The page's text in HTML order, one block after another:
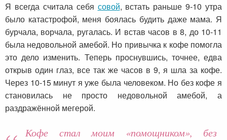
Я всегда считала себя совой, встать раньше 9-10 утра
было катастрофой, меня боялась будить даже мама. Я
бурчала, ворчала, ругалась. И встав часов в 8, до 10-11
была недовольной амебой. Но привычка к кофе помогла
это дело изменить. Теперь проснувшись, точнее, едва
открыв один глаз, все так же часов в 9, я шла за кофе.
Через 10-15 минут я уже была человеком. Но без кофе я
становилась не просто недовольной амебой, а
раздражённой мегерой.
Кофе стал моим «помощником», без